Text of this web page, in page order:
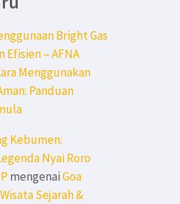
Bright Gas
Efisien – AFNA
Menggunakan
Panduan
Kebumen:
Nyai Roro
mengenaiGoa
Sejarah &